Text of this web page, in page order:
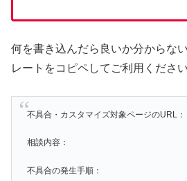
何を書き込んだら良いか分からな
レートをコピペしてご利用ください
不具合・カスタマイズ対象ページのURL：
相談内容：
不具合の発生手順：